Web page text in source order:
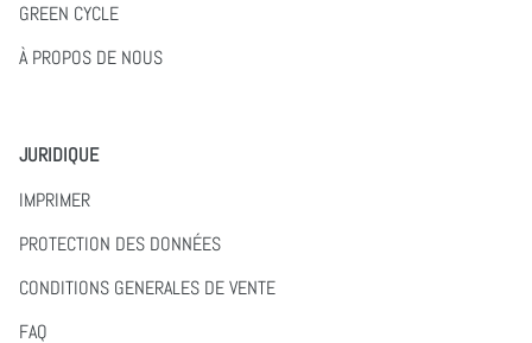
GREEN CYCLE
À PROPOS DE NOUS
JURIDIQUE
IMPRIMER
PROTECTION DES DONNÉES
CONDITIONS GENERALES DE VENTE
FAQ